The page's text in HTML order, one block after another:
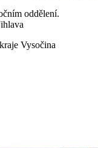
oddělení.
Vysočina